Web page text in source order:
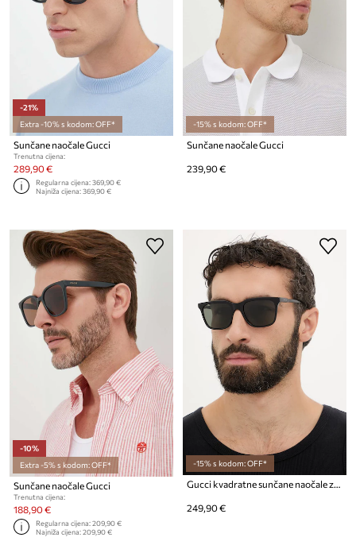
-21%
Extra -10% s kodom: OFF*
Sunčane naočale Gucci
Trenutna cijena:
289,90 €
Regularna cijena:369,90 €
Najniža cijena:369,90 €
-15% s kodom: OFF*
Sunčane naočale Gucci
239,90 €
-10%
Extra -5% s kodom: OFF*
Sunčane naočale Gucci
Trenutna cijena:
188,90 €
Regularna cijena:209,90 €
Najniža cijena:209,90 €
-15% s kodom: OFF*
Gucci kvadratne sunčane naočale za muškarce
249,90 €